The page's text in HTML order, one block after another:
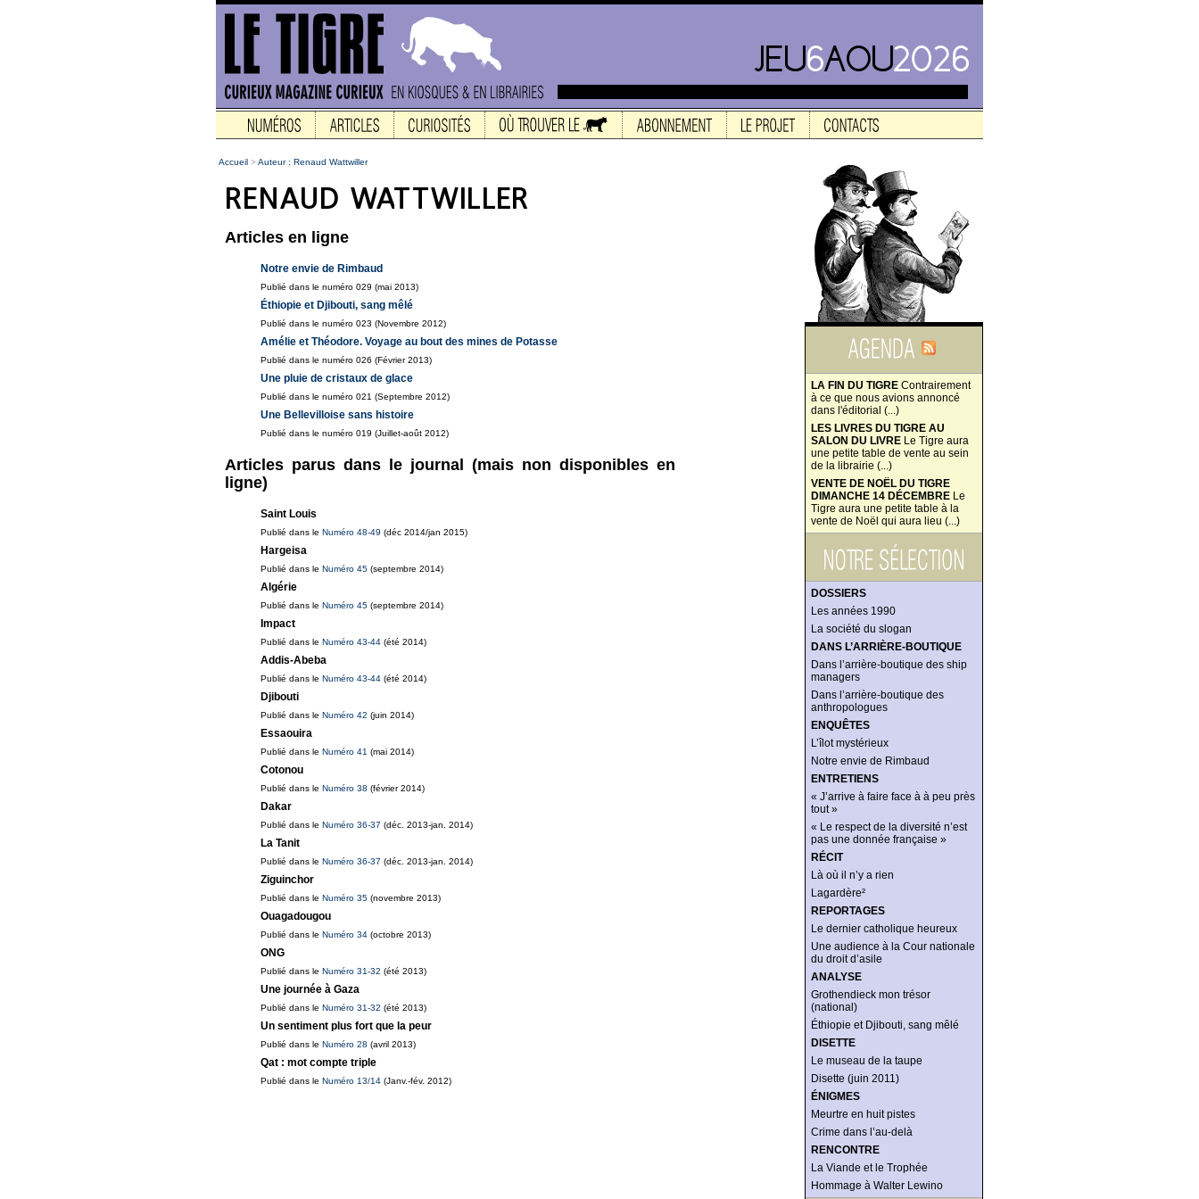
LA FIN DU TIGRE Contrairement
à ce que nous avions annoncé
dans l'éditorial (...)
LES LIVRES DU TIGRE AU
SALON DU LIVRE Le Tigre aura
une petite table de vente au sein
de la librairie (...)
VENTE DE NOËL DU TIGRE
DIMANCHE 14 DÉCEMBRE Le
Tigre aura une petite table à la
vente de Noël qui aura lieu (...)
DOSSIERS
Les années 1990
La société du slogan
DANS L’ARRIÈRE-BOUTIQUE
Dans l’arrière-boutique des ship
managers
Dans l’arrière-boutique des
anthropologues
ENQUÊTES
L’îlot mystérieux
Notre envie de Rimbaud
ENTRETIENS
« J’arrive à faire face à à peu près
tout »
« Le respect de la diversité n’est
pas une donnée française »
RÉCIT
Là où il n’y a rien
Lagardère²
REPORTAGES
Le dernier catholique heureux
Une audience à la Cour nationale
du droit d’asile
ANALYSE
Grothendieck mon trésor
(national)
Éthiopie et Djibouti, sang mêlé
DISETTE
Le museau de la taupe
Disette (juin 2011)
ÉNIGMES
Meurtre en huit pistes
Crime dans l’au-delà
RENCONTRE
La Viande et le Trophée
Hommage à Walter Lewino
Accueil >Auteur : Renaud Wattwiller
Articles en ligne
Notre envie de Rimbaud
Publié dans le numéro 029 (mai 2013)
Éthiopie et Djibouti, sang mêlé
Publié dans le numéro 023 (Novembre 2012)
Amélie et Théodore. Voyage au bout des mines de Potasse
Publié dans le numéro 026 (Février 2013)
Une pluie de cristaux de glace
Publié dans le numéro 021 (Septembre 2012)
Une Bellevilloise sans histoire
Publié dans le numéro 019 (Juillet-août 2012)
Articles parus dans le journal (mais non disponibles en
ligne)
Saint Louis
Publié dans le Numéro 48-49 (déc 2014/jan 2015)
Hargeisa
Publié dans le Numéro 45 (septembre 2014)
Algérie
Publié dans le Numéro 45 (septembre 2014)
Impact
Publié dans le Numéro 43-44 (été 2014)
Addis-Abeba
Publié dans le Numéro 43-44 (été 2014)
Djibouti
Publié dans le Numéro 42 (juin 2014)
Essaouira
Publié dans le Numéro 41 (mai 2014)
Cotonou
Publié dans le Numéro 38 (février 2014)
Dakar
Publié dans le Numéro 36-37 (déc. 2013-jan. 2014)
La Tanit
Publié dans le Numéro 36-37 (déc. 2013-jan. 2014)
Ziguinchor
Publié dans le Numéro 35 (novembre 2013)
Ouagadougou
Publié dans le Numéro 34 (octobre 2013)
ONG
Publié dans le Numéro 31-32 (été 2013)
Une journée à Gaza
Publié dans le Numéro 31-32 (été 2013)
Un sentiment plus fort que la peur
Publié dans le Numéro 28 (avril 2013)
Qat : mot compte triple
Publié dans le Numéro 13/14 (Janv.-fév. 2012)